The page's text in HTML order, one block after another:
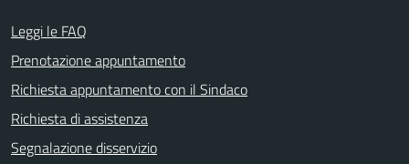
Leggi le FAQ
Prenotazione appuntamento
Richiesta appuntamento con il Sindaco
Richiesta di assistenza
Segnalazione disservizio